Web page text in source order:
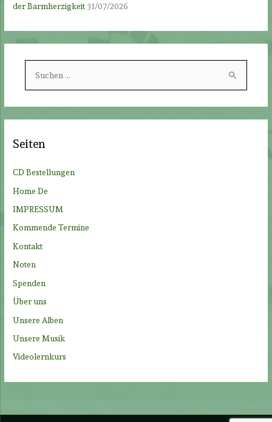
der Barmherzigkeit 31/07/2026
n
h
:
Seiten
CD Bestellungen
Home De
IMPRESSUM
Kommende Termine
Kontakt
Noten
Spenden
Über uns
Unsere Alben
Unsere Musik
Videolernkurs